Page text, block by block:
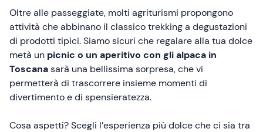
Oltre alle passeggiate, molti agriturismi propongono
attività che abbinano il classico trekking a degustazioni
di prodotti tipici. Siamo sicuri che regalare alla tua dolce
metà un picnic o un aperitivo con gli alpaca in
Toscanasarà una bellissima sorpresa, che vi
permetterà di trascorrere insieme momenti di
divertimento e di spensieratezza.
Cosa aspetti? Scegli l’esperienza più dolce che ci sia tra